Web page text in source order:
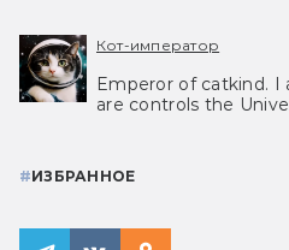
Кот-император
Emperor of catkind. I
are controls the
#ИЗБРАННОЕ